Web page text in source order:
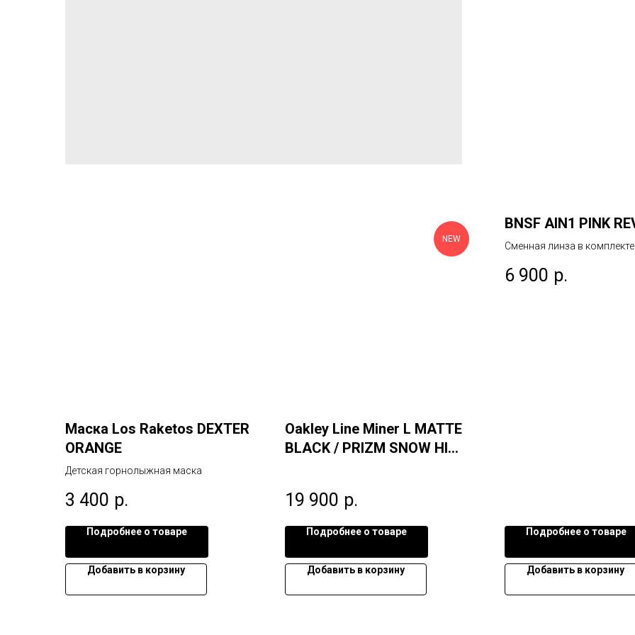
Маска Los Raketos DEXTER
ORANGE
Детская горнолыжная маска
3 400 р.
Подробнее о товаре
Добавить в корзину
NEW
Oakley Line Miner L MATTE
BLACK / PRIZM SNOW HI
19 900 р.
Подробнее о товаре
Добавить в корзину
BNSF AIN1 PINK
Сменная линза в комплекте!
6 900 р.
Подробнее о товаре
Добавить в корзину